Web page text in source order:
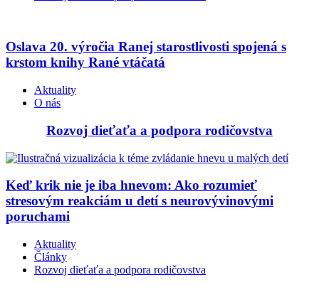
Oslava 20. výročia Ranej starostlivosti spojená s
krstom knihy Rané vtáčatá
Aktuality
O nás
Rozvoj dieťaťa a podpora rodičovstva
Keď krik nie je iba hnevom: Ako rozumieť
stresovým reakciám u detí s neurovývinovými
poruchami
Aktuality
Články
Rozvoj dieťaťa a podpora rodičovstva